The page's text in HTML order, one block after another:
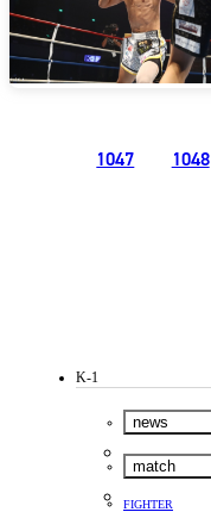
1047 1048
K-1
news
match
FIGHTER